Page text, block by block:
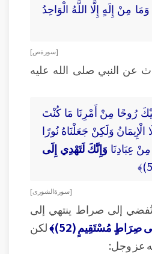
مِنْ إِلَهٍ إِلَّا اللَّهُ الْوَاحِدُ
[ سورة ص ]
عن النبي صلى الله عليه
رُوحًا مِنْ أَمْرِنَا مَا كُنْتَ
وَلَكِنْ جَعَلْنَاهُ نُورًا
عِبَادِنَا وَإِنَّكَ لَتَهْدِي إِلَى
[ سورة الشورى ]
إلى صراط ينتهي إلى
صِرَاطٍ مُسْتَقِيمٍ (52)﴾
لكن
عز وجل: